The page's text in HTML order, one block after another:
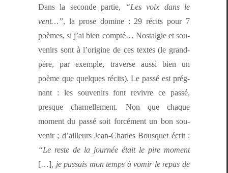
Dans la sec­onde par­tie,
“Les voix dans le
vent…”, la prose domine : 29 réc­its pour 7
poèmes, si j’ai bien comp­té… Nos­tal­gie et sou­
venirs sont à l’o­rig­ine de ces textes (le grand-
père, par exem­ple, tra­verse aus­si bien un
poème que quelques réc­its). Le passé est prég­
nant : les sou­venirs font revivre ce passé,
presque char­nelle­ment. Non que chaque
moment du passé soit for­cé­ment un bon sou­
venir ; d’ailleurs Jean-Charles Bous­quet écrit :
“Le reste de la journée était le pire moment
[…] , je pas­sais mon temps à vom­ir le repas de